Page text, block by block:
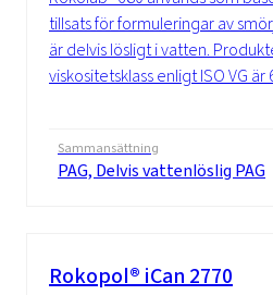
tillsats för formuleringar av
är delvis lösligt i vatten.
viskositetsklass enligt ISO VG är
Sammansättning
PAG, Delvis vattenlöslig PAG
Rokopol® iCan 2770